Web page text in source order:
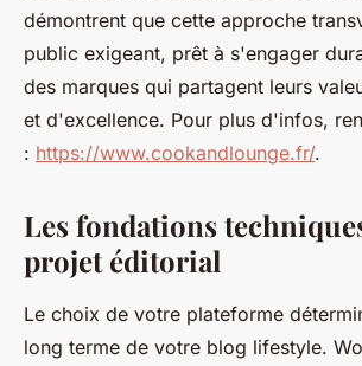
démontrent que cette approche
public exigeant, prêt à s'engager
des marques qui partagent leurs
et d'excellence. Pour plus d'infos,
: https://www.cookandlounge.fr/.
Les fondations
projet éditorial
Le choix de votre plateforme
long terme de votre blog lifestyle.